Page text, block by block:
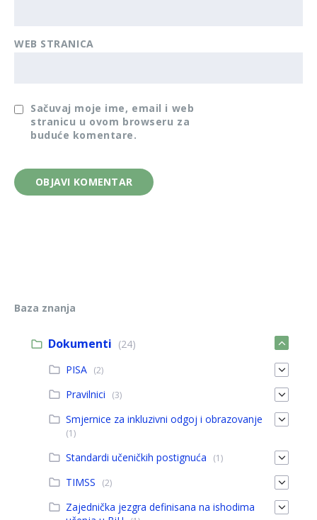
WEB STRANICA
Sačuvaj moje ime, email i web
stranicu u ovom browseru za
buduće komentare.
Baza znanja
Dokumenti (24)
PISA (2)
Pravilnici (3)
Smjernice za inkluzivni odgoj i obrazovanje
(1)
Standardi učeničkih postignuća (1)
TIMSS (2)
Zajednička jezgra definisana na ishodima